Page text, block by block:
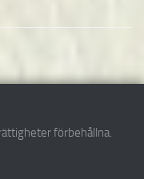
förbehållna.